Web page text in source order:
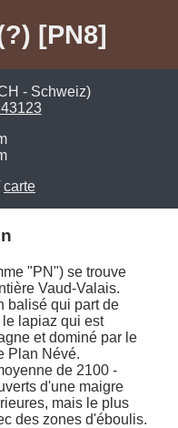
[PN8]
- Schweiz)
carte
"PN") se trouve
Vaud-Valais.
balisé qui part de
lapiaz qui est
et dominé par le
Plan Névé.
de 2100 -
d'une maigre
mais le plus
des zones d'éboulis.